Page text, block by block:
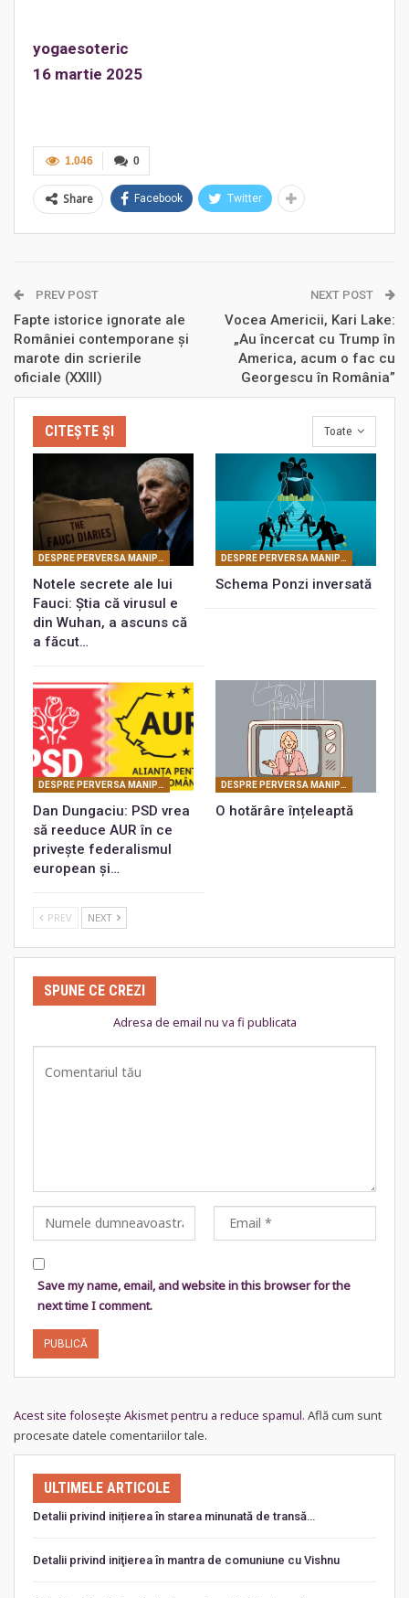
yogaesoteric
16 martie 2025
0
1.046
Share Facebook Twitter
PREV POST
Fapte istorice ignorate ale
României contemporane și
marote din scrierile
oficiale (XXIII)
NEXT POST
Vocea Americii, Kari Lake:
„Au încercat cu Trump în
America, acum o fac cu
Georgescu în România”
Toate
CITEȘTE ȘI
DESPRE PERVERSA MANIPULARE MASONICĂ
Notele secrete ale lui
Fauci: Știa că virusul e
din Wuhan, a ascuns că
a făcut…
DESPRE PERVERSA MANIPULARE MASONICĂ
Schema Ponzi inversată
DESPRE PERVERSA MANIPULARE MASONICĂ
Dan Dungaciu: PSD vrea
să reeduce AUR în ce
privește federalismul
european și…
DESPRE PERVERSA MANIPULARE MASONICĂ
O hotărâre înțeleaptă
PREV NEXT
SPUNE CE CREZI
Adresa de email nu va fi publicata
Save my name, email, and website in this browser for the
next time I comment.
Acest site folosește Akismet pentru a reduce spamul. Află cum sunt
procesate datele comentariilor tale.
ULTIMELE ARTICOLE
Detalii privind inițierea în starea minunată de transă…
Detalii privind iniţierea în mantra de comuniune cu Vishnu